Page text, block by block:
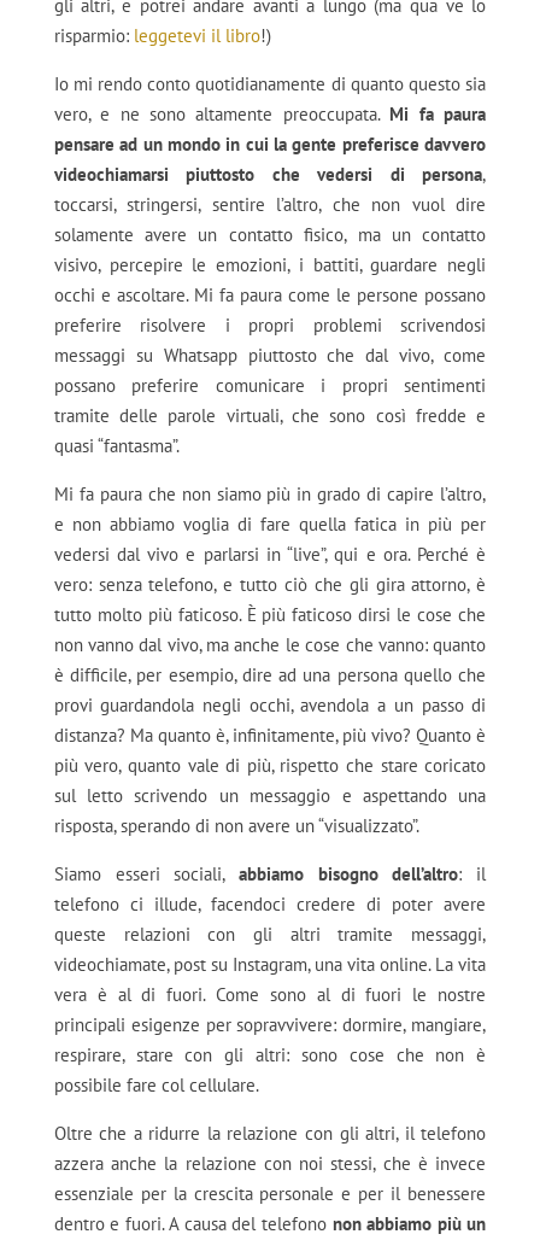
gli altri, e potrei andare avanti a lungo (ma qua ve lo
risparmio: leggetevi il libro!)
Io mi rendo conto quotidianamente di quanto questo sia
vero, e ne sono altamente preoccupata. Mi fa paura
pensare ad un mondo in cui la gente preferisce davvero
videochiamarsi piuttosto che vedersi di persona,
toccarsi, stringersi, sentire l’altro, che non vuol dire
solamente avere un contatto fisico, ma un contatto
visivo, percepire le emozioni, i battiti, guardare negli
occhi e ascoltare. Mi fa paura come le persone possano
preferire risolvere i propri problemi scrivendosi
messaggi su Whatsapp piuttosto che dal vivo, come
possano preferire comunicare i propri sentimenti
tramite delle parole virtuali, che sono così fredde e
quasi “fantasma”.
Mi fa paura che non siamo più in grado di capire l’altro,
e non abbiamo voglia di fare quella fatica in più per
vedersi dal vivo e parlarsi in “live”, qui e ora. Perché è
vero: senza telefono, e tutto ciò che gli gira attorno, è
tutto molto più faticoso. È più faticoso dirsi le cose che
non vanno dal vivo, ma anche le cose che vanno: quanto
è difficile, per esempio, dire ad una persona quello che
provi guardandola negli occhi, avendola a un passo di
distanza? Ma quanto è, infinitamente, più vivo? Quanto è
più vero, quanto vale di più, rispetto che stare coricato
sul letto scrivendo un messaggio e aspettando una
risposta, sperando di non avere un “visualizzato”.
Siamo esseri sociali, abbiamo bisogno dell’altro: il
telefono ci illude, facendoci credere di poter avere
queste relazioni con gli altri tramite messaggi,
videochiamate, post su Instagram, una vita online. La vita
vera è al di fuori. Come sono al di fuori le nostre
principali esigenze per sopravvivere: dormire, mangiare,
respirare, stare con gli altri: sono cose che non è
possibile fare col cellulare.
Oltre che a ridurre la relazione con gli altri, il telefono
azzera anche la relazione con noi stessi, che è invece
essenziale per la crescita personale e per il benessere
dentro e fuori. A causa del telefono non abbiamo più un